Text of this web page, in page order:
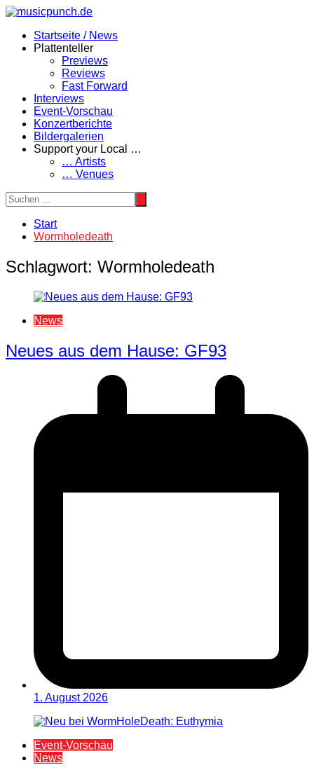
Zum
springenStartseite / News
Plattenteller
Previews
Reviews
Fast Forward
Interviews
Event-Vorschau
Konzertberichte
Bildergalerien
Support your Local …
… Artists
… Venues
Start
Wormholedeath
Schlagwort: Wormholedeath
News
Neues aus dem Hause: GF93
1. August 2026
Event-Vorschau
News